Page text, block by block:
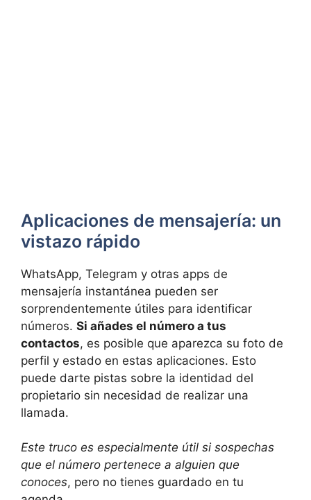
Aplicaciones de mensajería: un
vistazo rápido
WhatsApp, Telegram y otras apps de
mensajería instantánea pueden ser
sorprendentemente útiles para identificar
números. Si añades el número a tus
contactos, es posible que aparezca su foto de
perfil y estado en estas aplicaciones. Esto
puede darte pistas sobre la identidad del
propietario sin necesidad de realizar una
llamada.
Este truco es especialmente útil si sospechas
que el número pertenece a alguien que
conoces, pero no tienes guardado en tu